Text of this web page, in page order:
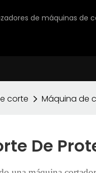
de máquinas de
corte Máquina de
De